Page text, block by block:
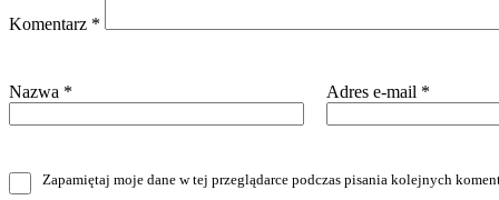
Komentarz *
Nazwa * Adres e-mail *
Zapamiętaj moje dane w tej przeglądarce podczas pisania kolejnych